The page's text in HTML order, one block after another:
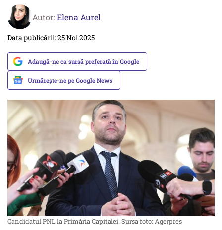
Autor:Elena Aurel
Data publicării: 25 Noi 2025
Adaugă-ne ca sursă preferată în Google
Urmărește-ne pe Google News
Candidatul PNL la Primăria Capitalei. Sursa foto: Agerpres